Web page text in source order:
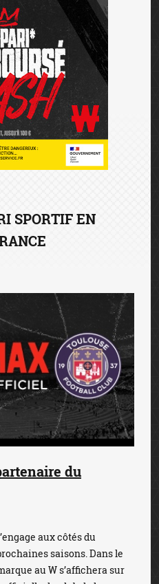
SPORTIF EN
du
aux côtés du
saisons. Dans le
au W s’affichera sur